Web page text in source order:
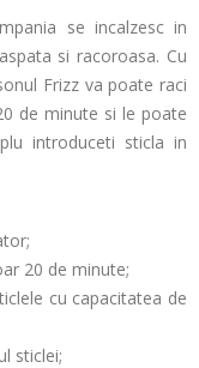
se incalzesc in
si racoroasa. Cu
Frizz va poate raci
de minute si le poate
introduceti sticla in
20 de minute;
cu capacitatea de
sticlei;